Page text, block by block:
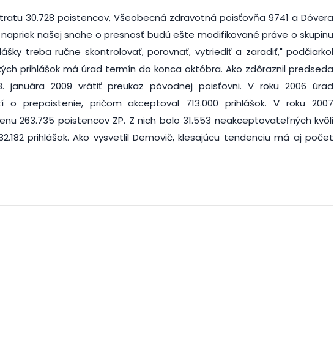
30.728 poistencov, Všeobecná zdravotná poisťovňa 9741 a Dôvera
našej snahe o presnosť budú ešte modifikované práve o skupinu
treba ručne skontrolovať, porovnať, vytriediť a zaradiť," podčiarkol
prihlášok má úrad termín do konca októbra. Ako zdôraznil predseda
januára 2009 vrátiť preukaz pôvodnej poisťovni. V roku 2006 úrad
o prepoistenie, pričom akceptoval 713.000 prihlášok. V roku 2007
263.735 poistencov ZP. Z nich bolo 31.553 neakceptovateľných kvôli
prihlášok. Ako vysvetlil Demovič, klesajúcu tendenciu má aj počet